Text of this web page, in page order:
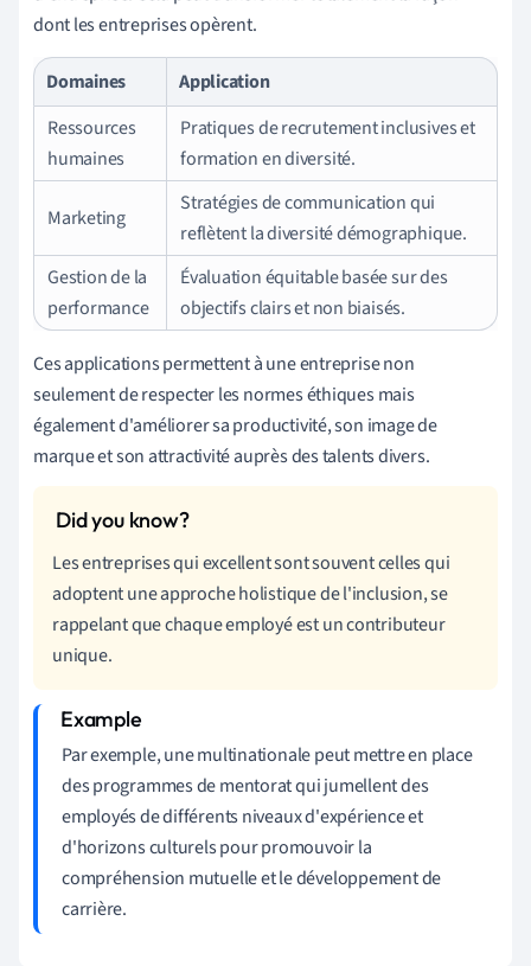
dont les entreprises opèrent.
Domaines
Application
Ressources
humaines
Pratiques de recrutement inclusives et
formation en diversité.
Marketing
Stratégies de communication qui
reflètent la diversité démographique.
Gestion de la
performance
Évaluation équitable basée sur des
objectifs clairs et non biaisés.
Ces applications permettent à une entreprise non
seulement de respecter les normes éthiques mais
également d'améliorer sa productivité, son image de
marque et son attractivité auprès des talents divers.
Les entreprises qui excellent sont souvent celles qui
adoptent une approche holistique de l'inclusion, se
rappelant que chaque employé est un contributeur
unique.
Par exemple, une multinationale peut mettre en place
des programmes de mentorat qui jumellent des
employés de différents niveaux d'expérience et
d'horizons culturels pour promouvoir la
compréhension mutuelle et le développement de
carrière.